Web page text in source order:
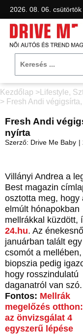
2026. 08. 06. csütörtök
Kezdőlap > Lifestyle,
> Fresh Andi
Fresh Andi
nyírta
Szerző: Drive Me Baby |
Villányi Andrea a
Best magazin
osztotta meg, hogy
elmúlt hónapokban
mellrákkal küzdött,
24.hu. Az énekesnő
januárban talált egy
csomót a
biopszia pedig
hogy rosszindulatú
daganatról van szó.
Fontos: Mellrák
megelőzés
az önvizsgálat 4
egyszerű lépése